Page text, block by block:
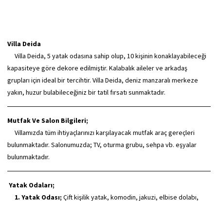
Villa Deida
Villa Deida, 5 yatak odasına sahip olup, 10 kişinin konaklayabileceği
kapasiteye göre dekore edilmiştir. Kalabalık aileler ve arkadaş
grupları için ideal bir tercihtir. Villa Deida, deniz manzaralı merkeze
yakın, huzur bulabileceğiniz bir tatil fırsatı sunmaktadır.
Mutfak Ve Salon Bilgileri;
Villamızda tüm ihtiyaçlarınızı karşılayacak mutfak araç gereçleri
bulunmaktadır. Salonumuzda; TV, oturma grubu, sehpa vb. eşyalar
bulunmaktadır.
Yatak Odaları;
1. Yatak Odası; Çift kişilik yatak, komodin, jakuzi, elbise dolabı,